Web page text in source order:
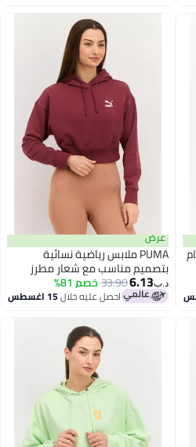
عرض
PUMA ملابس رياضية نسائية
بتصميم مناسب مع شعار مطرز
بأكمام طويلة، مارون
6.13
33.90خصم 81%
احصل عليه خلال15 اغسطس